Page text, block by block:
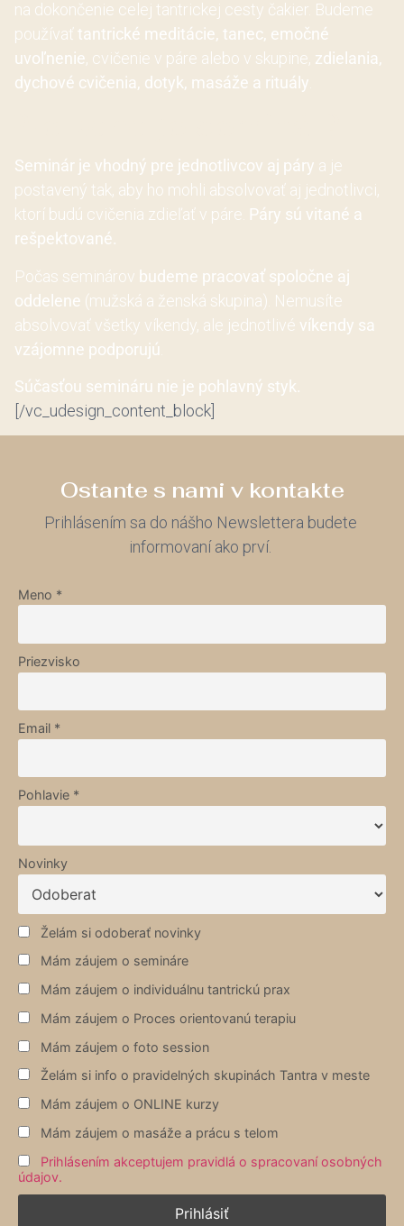
na dokončenie celej tantrickej cesty čakier. Budeme
používaťtantrické meditácie, tanec, emočné
uvoľnenie, cvičenie v páre alebo v skupine, zdielania,
dychové cvičenia, dotyk, masáže a rituály
Seminár je vhodný pre jednotlivcov aj páry a je
postavený tak, aby ho mohli absolvovať aj jednotlivci,
ktorí budú cvičenia zdieľať v páre. Páry sú vitané a
rešpektované.
Počas seminárov budeme pracovať spoločne aj
oddelene (mužská a ženská skupina). Nemusíte
absolvovať všetky víkendy, ale jednotlivé víkendy sa
vzájomne podporujú
Súčasťou semináru nie je pohlavný styk.
[/vc_udesign_content_block]
Ostante s nami v kontakte
Prihlásením sa do nášho Newslettera budete
informovaní ako prví.
Meno *
Priezvisko
Email *
Pohlavie *
Novinky
Želám si odoberať novinky
Mám záujem o semináre
Mám záujem o individuálnu tantrickú prax
Mám záujem o Proces orientovanú terapiu
Mám záujem o foto session
Želám si info o pravidelných skupinách Tantra v meste
Mám záujem o ONLINE kurzy
Mám záujem o masáže a prácu s telom
Prihlásením akceptujem pravidlá o spracovaní osobných
údajov.